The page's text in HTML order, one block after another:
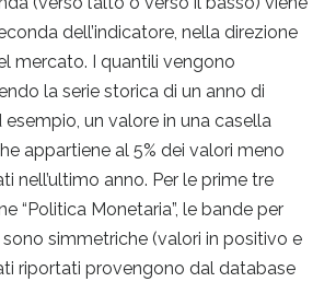
dell’indicatore, nella direzione
mercato. I quantili vengono
la serie storica di un anno di
esempio, un valore in una casella
appartiene al 5% dei valori meno
nell’ultimo anno. Per le prime tre
“Politica Monetaria”, le bande per
simmetriche (valori in positivo e
riportati provengono dal database